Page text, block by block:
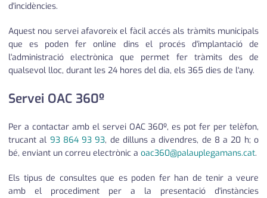
d'incidències.
Aquest nou servei afavoreix el fàcil accés als tràmits municipals
que es poden fer online dins el procés d'implantació de
l'administració electrònica que permet fer tràmits des de
qualsevol lloc, durant les 24 hores del dia, els 365 dies de l'any.
Servei OAC 360º
Per a contactar amb el servei OAC 360º, es pot fer per telèfon,
trucant al 93 864 93 93, de dilluns a divendres, de 8 a 20 h; o
bé, enviant un correu electrònic a oac360@palauplegamans.cat.
Els tipus de consultes que es poden fer han de tenir a veure
amb el procediment per a la presentació d'instàncies